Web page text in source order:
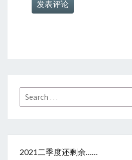
Search
for:
2021二季度还剩余……